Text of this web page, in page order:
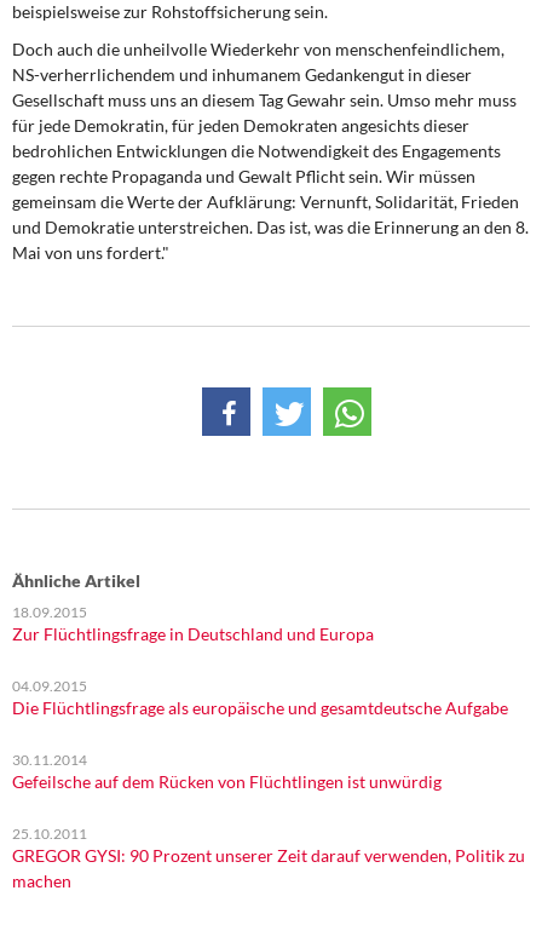
beispielsweise zur Rohstoffsicherung sein.
Doch auch die unheilvolle Wiederkehr von menschenfeindlichem,
NS-verherrlichendem und inhumanem Gedankengut in dieser
Gesellschaft muss uns an diesem Tag Gewahr sein. Umso mehr muss
für jede Demokratin, für jeden Demokraten angesichts dieser
bedrohlichen Entwicklungen die Notwendigkeit des Engagements
gegen rechte Propaganda und Gewalt Pflicht sein. Wir müssen
gemeinsam die Werte der Aufklärung: Vernunft, Solidarität, Frieden
und Demokratie unterstreichen. Das ist, was die Erinnerung an den 8.
Mai von uns fordert."
Ähnliche Artikel
18.09.2015
Zur Flüchtlingsfrage in Deutschland und Europa
04.09.2015
Die Flüchtlingsfrage als europäische und gesamtdeutsche Aufgabe
30.11.2014
Gefeilsche auf dem Rücken von Flüchtlingen ist unwürdig
25.10.2011
GREGOR GYSI: 90 Prozent unserer Zeit darauf verwenden, Politik zu
machen